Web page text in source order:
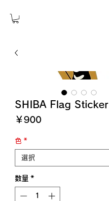
SHIBA Flag Sticker
￥900価
色 *
数量 *